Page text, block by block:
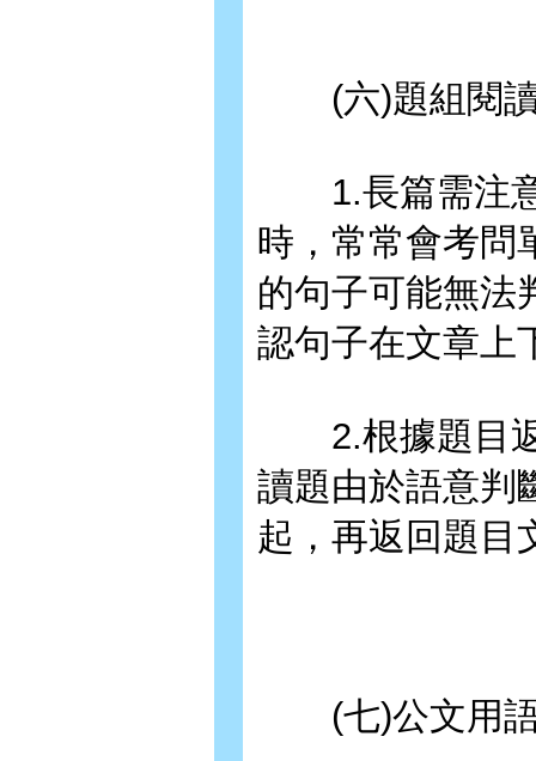
(六)題組閱
1.長篇需注意
時，常常會考問
的句子可能無法
認句子在文章上
2.根據題目返
讀題由於語意判
起，再返回題目
(七)公文用